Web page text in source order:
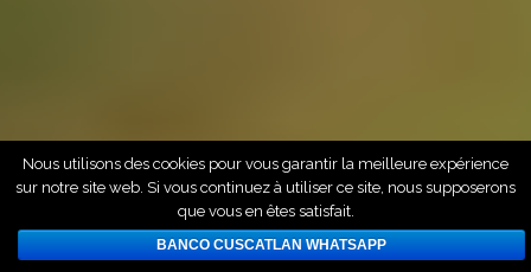
Nous utilisons des cookies pour vous garantir la meilleure expérience
sur notre site web. Si vous continuez à utiliser ce site, nous supposerons
que vous en êtes satisfait.
BANCO CUSCATLAN WHATSAPP